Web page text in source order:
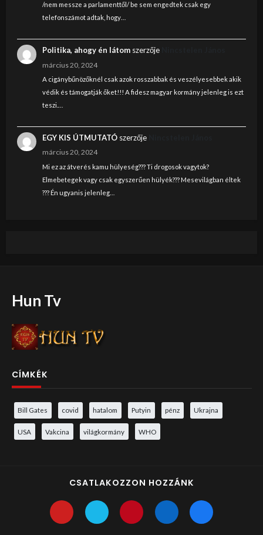
/nem messze a parlamenttől/ be sem engedtek csak egy
telefonszámot adtak, hogy…
Politika, ahogy én látomszerzője
március 20, 2024
A cigánybűnözőknél csak azok rosszabbak és veszélyesebbek akik
védik és támogatják őket!!! A fidesz magyar kormány jelenleg is ezt
teszi.…
EGY KIS ÚTMUTATÓszerzője
március 20, 2024
Mi ez az átverés kamu hülyeség??? Ti drogosok vagytok?
Elmebetegek vagy csak egyszerűen hülyék??? Mesevilágban éltek
??? Én ugyanis jelenleg…
Hun Tv
CÍMKÉK
Bill Gates covid hatalom Putyin pénz Ukrajna
USA Vakcina világkormány WHO
CSATLAKOZZON HOZZÁNK